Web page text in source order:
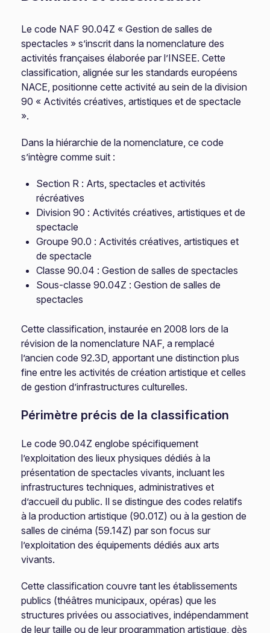
Le code NAF 90.04Z « Gestion de salles de
spectacles » s’inscrit dans la nomenclature des
activités françaises élaborée par l’INSEE. Cette
classification, alignée sur les standards européens
NACE, positionne cette activité au sein de la division
90 « Activités créatives, artistiques et de spectacle
».
Dans la hiérarchie de la nomenclature, ce code
s’intègre comme suit :
Section R : Arts, spectacles et activités
récréatives
Division 90 : Activités créatives, artistiques et de
spectacle
Groupe 90.0 : Activités créatives, artistiques et
de spectacle
Classe 90.04 : Gestion de salles de spectacles
Sous-classe 90.04Z : Gestion de salles de
spectacles
Cette classification, instaurée en 2008 lors de la
révision de la nomenclature NAF, a remplacé
l’ancien code 92.3D, apportant une distinction plus
fine entre les activités de création artistique et celles
de gestion d’infrastructures culturelles.
Périmètre précis de la classification
Le code 90.04Z englobe spécifiquement
l’exploitation des lieux physiques dédiés à la
présentation de spectacles vivants, incluant les
infrastructures techniques, administratives et
d’accueil du public. Il se distingue des codes relatifs
à la production artistique (90.01Z) ou à la gestion de
salles de cinéma (59.14Z) par son focus sur
l’exploitation des équipements dédiés aux arts
vivants.
Cette classification couvre tant les établissements
publics (théâtres municipaux, opéras) que les
structures privées ou associatives, indépendamment
de leur taille ou de leur programmation artistique, dès